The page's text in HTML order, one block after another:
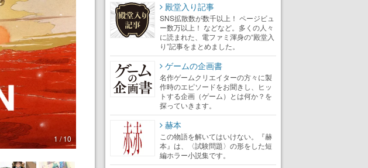
1 / 10
殿堂入り記事
SNS拡散数が数千以上！ ページビュ
ー数万以上！ などなど。多くの人々
に読まれた、電ファミ渾身の“殿堂入
り”記事をまとめました。
ゲームの企画書
名作ゲームクリエイターの方々に製
作時のエピソードをお聞きし、ヒッ
トする企画（ゲーム）とは何か？を
探っていきます。
赫本
この物語を解いてはいけない。『赫
本』は、〈試験問題〉の形をした短
編ホラー小説集です。